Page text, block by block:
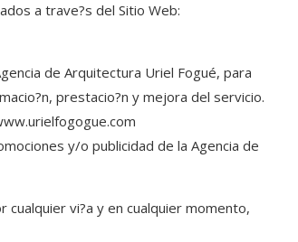
a trave?s del Sitio Web:
de Arquitectura Uriel Fogué, para
prestacio?n y mejora del servicio.
y/o publicidad de la Agencia de
vi?a y en cualquier momento,